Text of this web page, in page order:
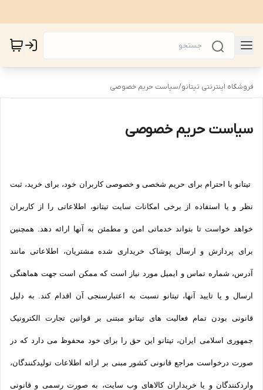
فروشگاه اینترنتی تیتانو/سیاست حریم خصوصی
سیاست حریم خصوصی
تیتانو با احترام برای حریم شخصی و خصوصی کاربران خود، برای خرید، ثبت
نظر و یا استفاده از برخی امکانات سایت تیتانو، اطلاعاتی را از کاربران
خواهد خواست تا بتواند خدماتی امن و مطمئن به آنها ارائه دهد. همچنین
برای پردازش و ارسال پوشاک خریداری شده مشتریان، اطلاعاتی مانند
آدرس، شماره تماس و ایمیل مورد نیاز است که ممکن است جهت هماهنگی
ارسال و یا تایید آنها، تیتانو نسبت به اعتبارسنجی آن اقدام کند. به دلیل
قانونی بودن تمام فعالیت های تیتانو مبتنی بر قوانین تجارت الکترونیک
جمهوری اسلامی ایران، تیتانو این حق را برای خود محفوظ می دارد که در
صورت درخواست مراجع قانونی کشور مبنی بر ارائه اطلاعات تولیدکنندگان،
واردکنندگان و یا خریداران کالاهای وب سایت، به صورت رسمی و قانونی